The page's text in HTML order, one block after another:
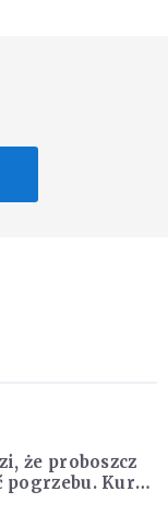
że proboszcz
pogrzebu. Kuria